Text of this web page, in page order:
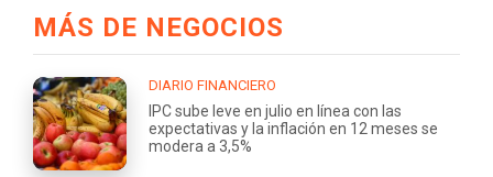
MÁS DE NEGOCIOS
DIARIO FINANCIERO
IPC sube leve en julio en línea con las
expectativas y la inflación en 12 meses se
modera a 3,5%